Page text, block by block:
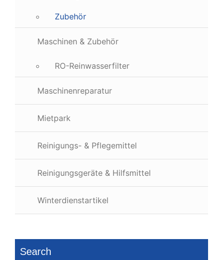
Zubehör
Maschinen & Zubehör
RO-Reinwasserfilter
Maschinenreparatur
Mietpark
Reinigungs- & Pflegemittel
Reinigungsgeräte & Hilfsmittel
Winterdienstartikel
Search